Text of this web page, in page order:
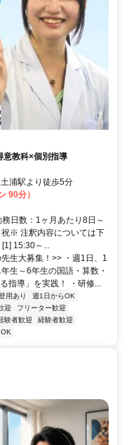
教科×個別指導
浦駅より徒歩5分
90分）
日数：1ヶ月あたり8日～
※ 注釈内容については下
15:30～...
生大募集！>> ・週1日、1
生～6年生の国語・算数・
指導」を実践！ ・研修...
用あり
週1日からOK
迎
フリーター歓迎
験者歓迎
経験者歓迎